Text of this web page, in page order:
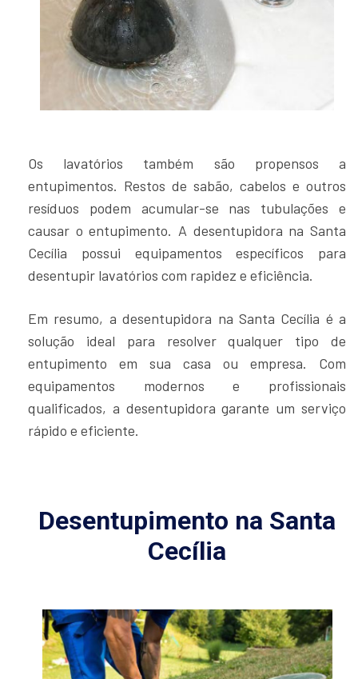
Os lavatórios também são propensos a
entupimentos. Restos de sabão, cabelos e outros
resíduos podem acumular-se nas tubulações e
causar o entupimento. A desentupidora na Santa
Cecília possui equipamentos específicos para
desentupir lavatórios com rapidez e eficiência.
Em resumo, a desentupidora na Santa Cecília é a
solução ideal para resolver qualquer tipo de
entupimento em sua casa ou empresa. Com
equipamentos modernos e profissionais
qualificados, a desentupidora garante um serviço
rápido e eficiente.
Desentupimento na Santa
Cecília